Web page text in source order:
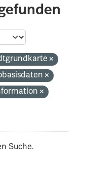
Suche.